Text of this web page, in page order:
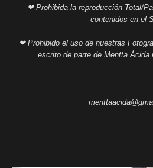
❤ Prohibida la reproducción Total/
contenidos en el
❤ Prohibido el uso de nuestras
escrito de parte de Mentta Ácida